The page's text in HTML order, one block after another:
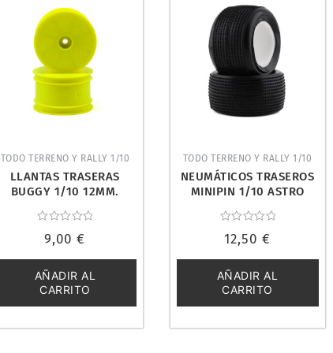
TODO TERRENO Y RALLY 1/10
LLANTAS TRASERAS
BUGGY 1/10 12MM.
con
de
5
9,00€
AÑADIR AL
CARRITO
TODO TERRENO Y RALLY 1/10
NEUMÁTICOS TRASEROS
MINIPIN 1/10 ASTRO
003-0262
con
de
5
12,50€
AÑADIR AL
CARRITO